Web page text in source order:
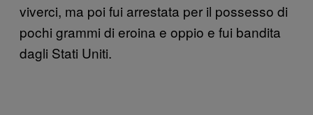
viverci, ma poi fui arrestata per il possesso di
pochi grammi di eroina e oppio e fui bandita
dagli Stati Uniti.